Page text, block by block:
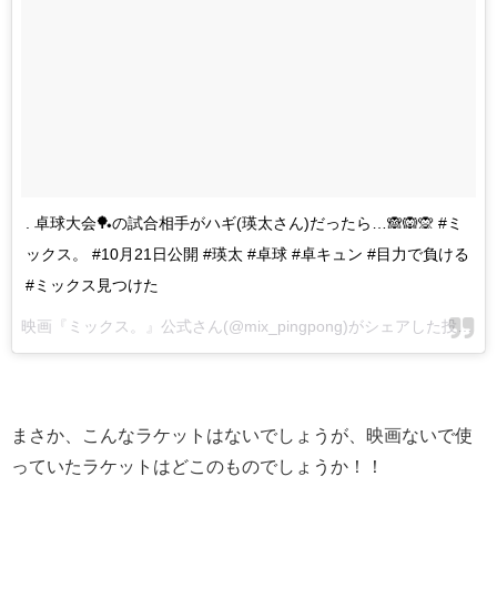
. 卓球大会🏓の試合相手がハギ(瑛太さん)だったら…🙈🙉🙊 #ミ
ックス。 #10月21日公開 #瑛太 #卓球 #卓キュン #目力で負ける
#ミックス見つけた
映画『ミックス。』公式さん(@mix_pingpong)がシェアした投稿 -
まさか、こんなラケットはないでしょうが、映画ないで使
っていたラケットはどこのものでしょうか！！